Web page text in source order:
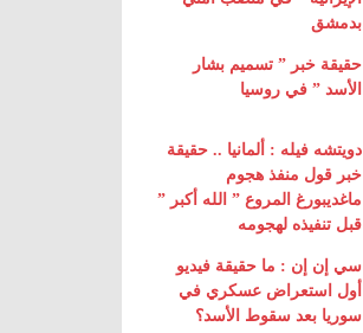
بدمشق
حقيقة خبر ” تسميم بشار
الأسد ” في روسيا
دويتشه فيله : ألمانيا .. حقيقة
خبر قول منفذ هجوم
ماغديبورغ المروع ” الله أكبر ”
قبل تنفيذه لهجومه
سي إن إن : ما حقيقة فيديو
أول استعراض عسكري في
سوريا بعد سقوط الأسد؟